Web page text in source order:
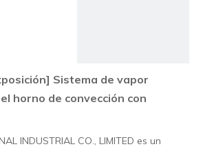
Sistema de vapor
horno de convección con
INDUSTRIAL CO., LIMITED es un